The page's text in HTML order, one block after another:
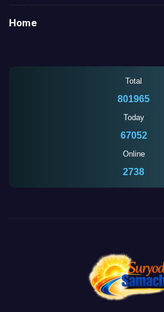
Home
Total
801965
Today
67052
Online
2738